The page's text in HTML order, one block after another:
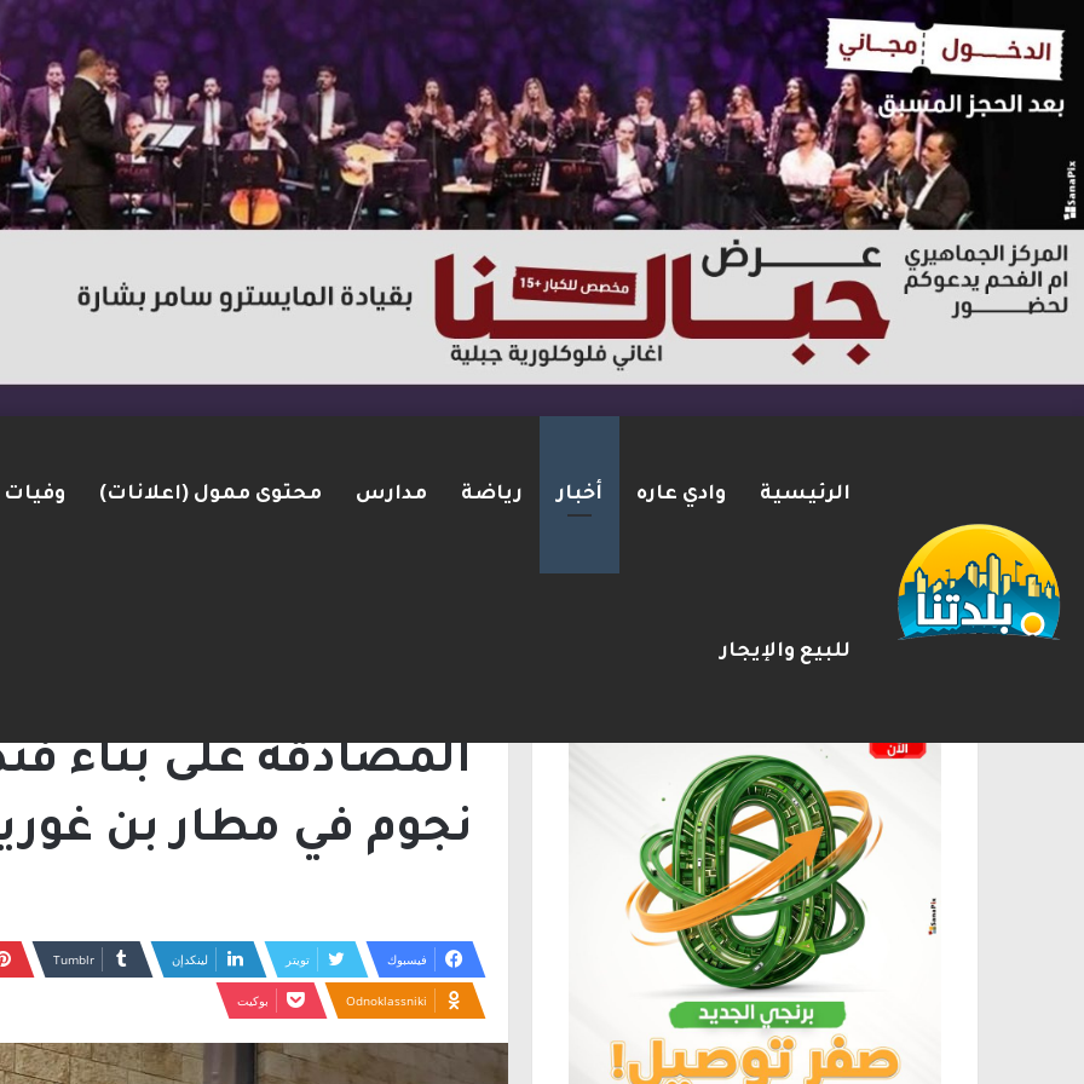
الرئيسية وادي عاره أخبار رياضة مدارس محتوى ممول (اعلانات) وفيات
للبيع والإيجار
توثيق : لائحة اتهام بحق شاب من الناصرة بعد ضبط مسدس ألقاه خلال محاولته
نجوم في مطار بن
فيسبوك تويتر لينكدإن
Odnoklassniki بوكيت
الإعلانات